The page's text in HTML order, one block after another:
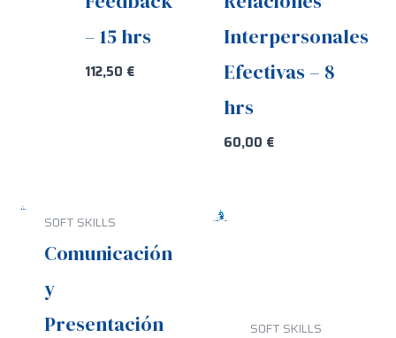
– 15 hrs
112,50 €
Interpersonales
Efectivas – 8
hrs
60,00 €
SOFT SKILLS
Comunicación
y
Presentación
SOFT SKILLS